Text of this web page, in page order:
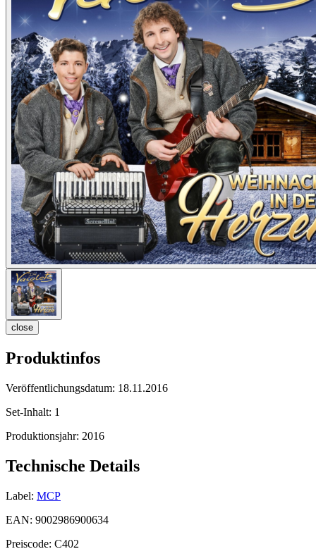
close
Produktinfos
Veröffentlichungsdatum: 18.11.2016
Set-Inhalt: 1
Produktionsjahr: 2016
Technische Details
Label: MCP
EAN: 9002986900634
Preiscode: C402